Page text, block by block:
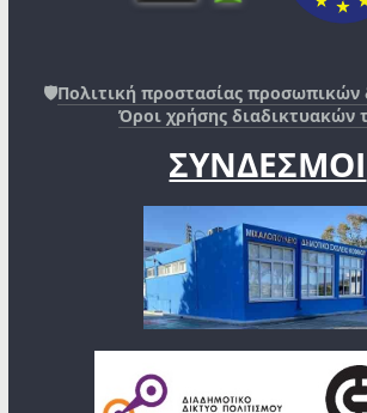
🛡️Πολιτική προστασίας προσωπικών
Όροι χρήσης διαδικτυακών
ΣΥΝΔΕΣΜΟΙ